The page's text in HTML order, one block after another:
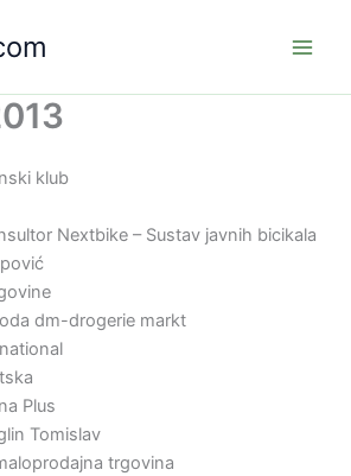
klub
Nextbike – Sustav javnih bicikala
dm-drogerie markt
Plus
Tomislav
trgovina